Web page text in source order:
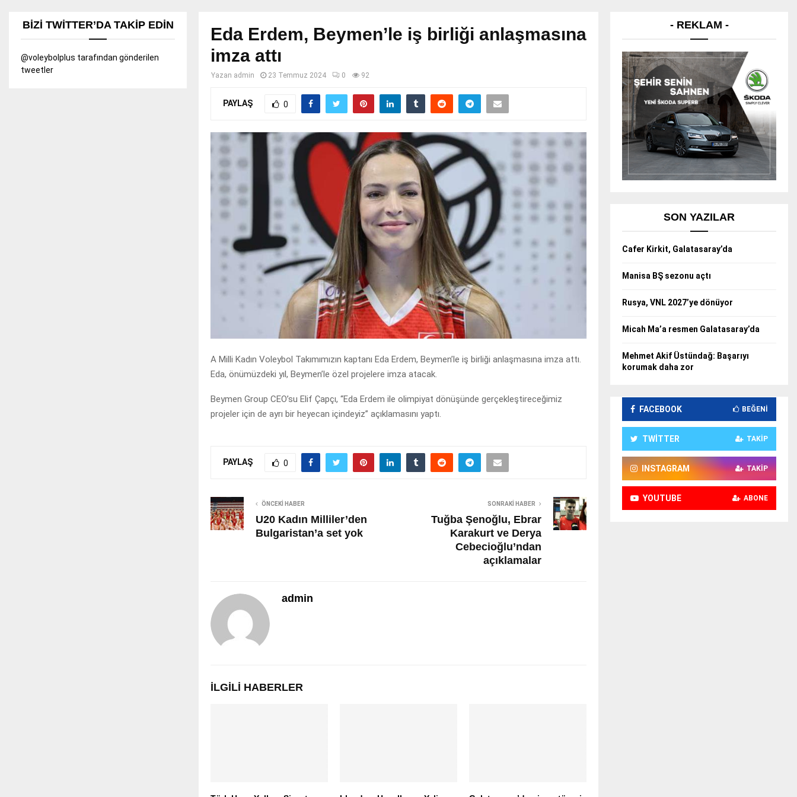
Eda Erdem, Beymen’le iş birliği anlaşmasına
imza attı
Yazan admin 23 Temmuz 2024 0 92
PAYLAŞ 0
A Milli Kadın Voleybol Takımımızın kaptanı Eda Erdem, Beymen’le iş birliği anlaşmasına imza attı.
Eda, önümüzdeki yıl, Beymen’le özel projelere imza atacak.
Beymen Group CEO’su Elif Çapçı, “Eda Erdem ile olimpiyat dönüşünde gerçekleştireceğimiz
projeler için de ayrı bir heyecan içindeyiz” açıklamasını yaptı.
PAYLAŞ 0
ÖNCEKI HABER
U20 Kadın Milliler’den
Bulgaristan’a set yok
SONRAKI HABER
Tuğba Şenoğlu, Ebrar
Karakurt ve Derya
Cebecioğlu’ndan
açıklamalar
admin
İLGILI HABERLER
BIZI TWITTER’DA TAKIP EDIN
@voleybolplus tarafından gönderilen
tweetler
- REKLAM -
SON YAZILAR
Cafer Kirkit, Galatasaray’da
Manisa BŞ sezonu açtı
Rusya, VNL 2027’ye dönüyor
Micah Ma’a resmen Galatasaray’da
Mehmet Akif Üstündağ: Başarıyı
korumak daha zor
FACEBOOK BEĞENI
TWITTER TAKIP
INSTAGRAM TAKIP
YOUTUBE ABONE